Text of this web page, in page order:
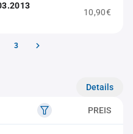
10,90€
3
Details
PREIS